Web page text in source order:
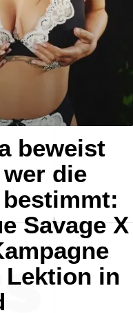
beweist
die
Savage X
Lektion in